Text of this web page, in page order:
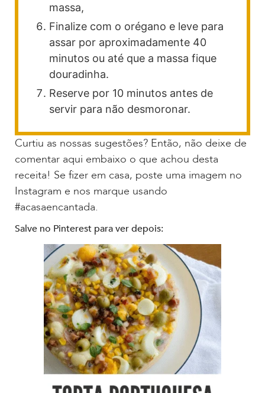
massa,
Finalize com o orégano e leve para
assar por aproximadamente 40
minutos ou até que a massa fique
douradinha.
Reserve por 10 minutos antes de
servir para não desmoronar.
Curtiu as nossas sugestões? Então, não deixe de
comentar aqui embaixo o que achou desta
receita! Se fizer em casa, poste uma imagem no
Instagram e nos marque usando
#acasaencantada.
Salve no Pinterest para ver depois: